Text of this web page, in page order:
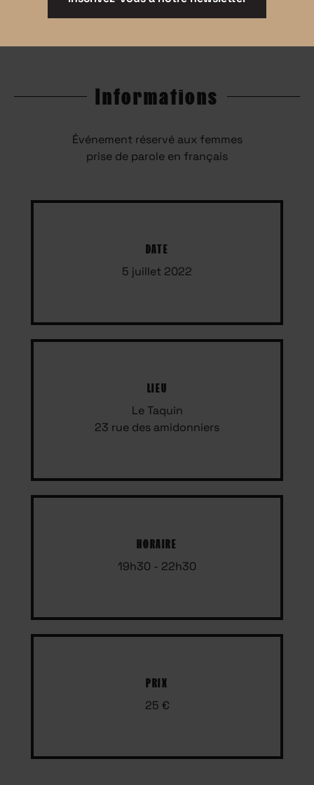
Informations
Événement réservé aux femmes
prise de parole en français
DATE
5 juillet 2022
LIEU
Le Taquin
23 rue des amidonniers
HORAIRE
19h30 - 22h30
PRIX
25 €